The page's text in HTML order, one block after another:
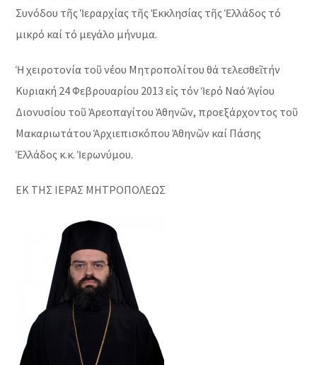
Συνόδου τῆς Ἱεραρχίας τῆς Ἐκκλησίας τῆς Ἑλλάδος τό
μικρό καί τό μεγάλο μήνυμα.
Ἡ χειροτονία τοῦ νέου Μητροπολίτου θά τελεσθεῖ τήν
Κυριακή 24 Φεβρουαρίου 2013 εἰς τόν Ἱερό Ναό Ἁγίου
Διονυσίου τοῦ Ἀρεοπαγίτου Ἀθηνῶν, προεξάρχοντος τοῦ
Μακαριωτάτου Ἁρχιεπισκόπου Ἀθηνῶν καί Πάσης
Ἑλλάδος κ.κ. Ἱερωνύμου.
ΕΚ ΤΗΣ ΙΕΡΑΣ ΜΗΤΡΟΠΟΛΕΩΣ